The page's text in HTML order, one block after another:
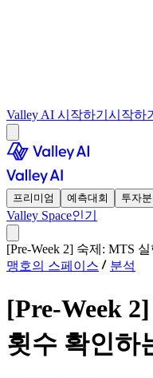
Valley AI 시작하기 시작하기
프리미엄 예측대회 투자
Valley Space인기
[Pre-Week 2] 숙제: MTS
맹호의 스페이스
분석
[Pre-Week
횟수 확인하